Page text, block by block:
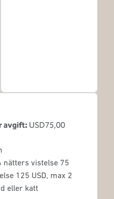
avgift: USD75,00
nätters vistelse 75
125 USD, max 2
eller katt